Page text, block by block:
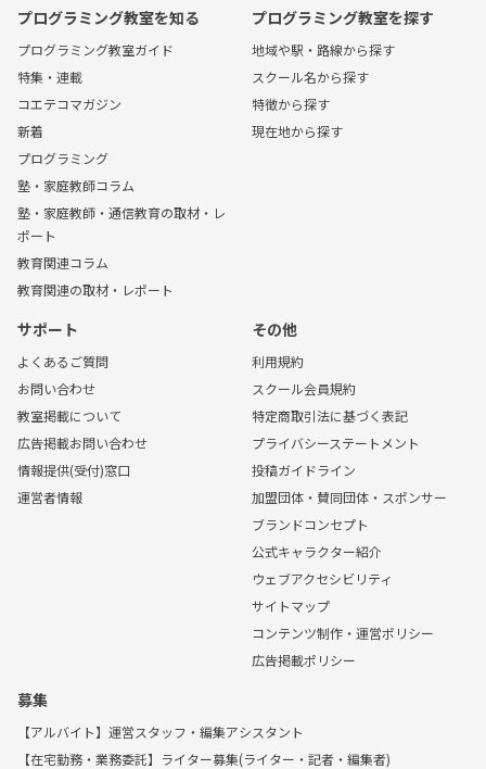
プログラミング教室を知る
プログラミング教室ガイド
特集・連載
コエテコマガジン
新着
プログラミング
塾・家庭教師コラム
塾・家庭教師・通信教育の取材・レ
ポート
教育関連コラム
教育関連の取材・レポート
プログラミング教室を探す
地域や駅・路線から探す
スクール名から探す
特徴から探す
現在地から探す
サポート
よくあるご質問
お問い合わせ
教室掲載について
広告掲載お問い合わせ
情報提供(受付)窓口
運営者情報
その他
利用規約
スクール会員規約
特定商取引法に基づく表記
プライバシーステートメント
投稿ガイドライン
加盟団体・賛同団体・スポンサー
ブランドコンセプト
公式キャラクター紹介
ウェブアクセシビリティ
サイトマップ
コンテンツ制作・運営ポリシー
広告掲載ポリシー
募集
【アルバイト】運営スタッフ・編集アシスタント
【在宅勤務・業務委託】ライター募集(ライター・記者・編集者)